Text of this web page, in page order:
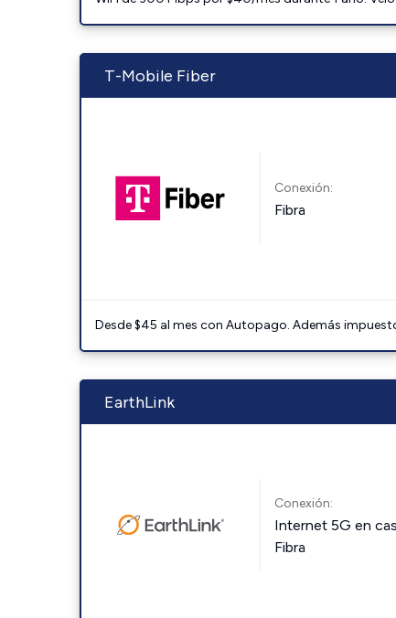
T-Mobile Fiber
Conexión:
Fibra
Desde $45 al mes con Autopago. Además
EarthLink
Conexión:
Internet 5G en
Fibra